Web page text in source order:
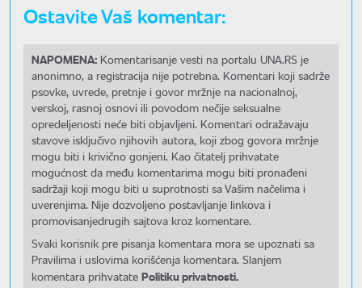
Ostavite Vaš komentar:
NAPOMENA: Komentarisanje vesti na portalu UNA.RS je
anonimno, a registracija nije potrebna. Komentari koji sadrže
psovke, uvrede, pretnje i govor mržnje na nacionalnoj,
verskoj, rasnoj osnovi ili povodom nečije seksualne
opredeljenosti neće biti objavljeni. Komentari odražavaju
stavove isključivo njihovih autora, koji zbog govora mržnje
mogu biti i krivično gonjeni. Kao čitatelj prihvatate
mogućnost da među komentarima mogu biti pronađeni
sadržaji koji mogu biti u suprotnosti sa Vašim načelima i
uverenjima. Nije dozvoljeno postavljanje linkova i
promovisanjedrugih sajtova kroz komentare.
Svaki korisnik pre pisanja komentara mora se upoznati sa
Pravilima i uslovima korišćenja komentara. Slanjem
komentara prihvatate Politiku privatnosti.